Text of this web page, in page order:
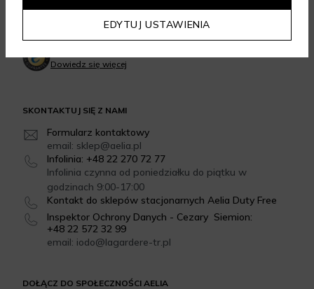
DOŁĄCZ DO SPOŁECZNOŚCI AELIA
SKONTAKTUJ SIĘ Z NAMI
Formularz kontaktowy
email: sklep@aelia.pl
Infolinia: +48 22 270 72 77
Infolinia czynna od poniedziałku do piątku w
godzinach 9:00-17:00
Kontakt do sklepów stacjonarnych Aelia Duty Free
Inspektor Ochrony Danych - Cezary Siemion:
+48 22 572 32 99
email: iodo@lagardere-tr.pl
GWARANCJA JAKOŚCI
Dowiedz się więcej
EDYTUJ USTAWIENIA